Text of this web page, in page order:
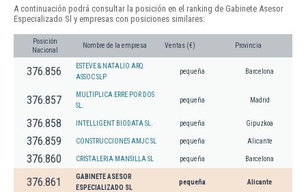
A continuación podrá consultar la posición en el ranking de Gabinete Asesor
Especializado Sl y empresas con posiciones similares:
Posición
Nacional
Nombre de la empresa Ventas (€) Provincia
376.856
ESTEVE & NATALIO ARQ
ASSOC SLP
pequeña Barcelona
376.857
MULTIPLICA ERRE POR DOS
SL.
pequeña Madrid
376.858 INTELLIGENT BIODATA SL. pequeña Gipuzkoa
376.859 CONSTRUCCIONES AMJC SL pequeña Alicante
376.860 CRISTALERIA MANSILLA SL pequeña Barcelona
376.861
GABINETE ASESOR
ESPECIALIZADO SL
pequeña Alicante